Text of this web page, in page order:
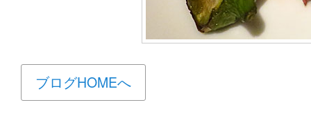
ブログHOMEへ